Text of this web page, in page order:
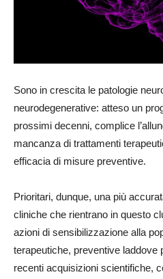
Sono in crescita le patologie
neurodegenerative: atteso un
prossimi decenni, complice
mancanza di trattamenti
efficacia di misure preventive.
Prioritari, dunque, una più
cliniche che rientrano in questo
azioni di sensibilizzazione alla
terapeutiche, preventive laddove
recenti acquisizioni scientifiche,